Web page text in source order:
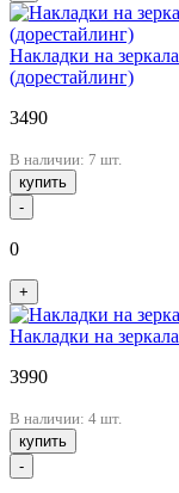
Накладки на
(дорестайлинг)
3490
В наличии: 7 шт.
купить
-
0
+
Накладки на
3990
В наличии: 4 шт.
купить
-